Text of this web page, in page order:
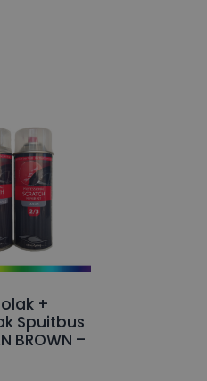
+
Spuitbus
BROWN –